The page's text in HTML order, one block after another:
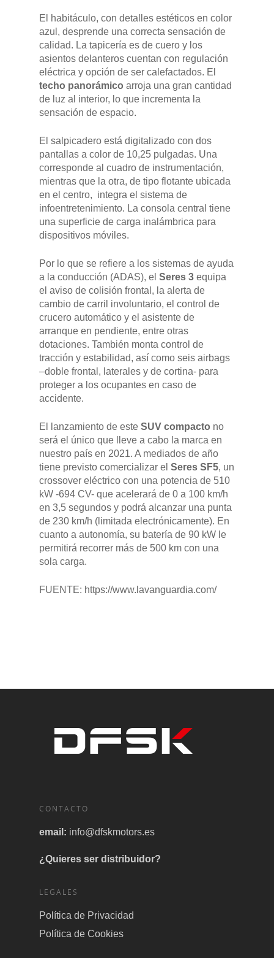
El habitáculo, con detalles estéticos en color
azul, desprende una correcta sensación de
calidad. La tapicería es de cuero y los
asientos delanteros cuentan con regulación
eléctrica y opción de ser calefactados. El
techo panorámico arroja una gran cantidad
de luz al interior, lo que incrementa la
sensación de espacio.
El salpicadero está digitalizado con dos
pantallas a color de 10,25 pulgadas. Una
corresponde al cuadro de instrumentación,
mientras que la otra, de tipo flotante ubicada
en el centro, integra el sistema de
infoentretenimiento. La consola central tiene
una superficie de carga inalámbrica para
dispositivos móviles.
Por lo que se refiere a los sistemas de ayuda
a la conducción (ADAS), el Seres 3 equipa
el aviso de colisión frontal, la alerta de
cambio de carril involuntario, el control de
crucero automático y el asistente de
arranque en pendiente, entre otras
dotaciones. También monta control de
tracción y estabilidad, así como seis airbags
–doble frontal, laterales y de cortina- para
proteger a los ocupantes en caso de
accidente.
El lanzamiento de este SUV compacto no
será el único que lleve a cabo la marca en
nuestro país en 2021. A mediados de año
tiene previsto comercializar el Seres SF5, un
crossover eléctrico con una potencia de 510
kW -694 CV- que acelerará de 0 a 100 km/h
en 3,5 segundos y podrá alcanzar una punta
de 230 km/h (limitada electrónicamente). En
cuanto a autonomía, su batería de 90 kW le
permitirá recorrer más de 500 km con una
sola carga.
FUENTE: https://www.lavanguardia.com/
CONTACTO
email: info@dfskmotors.es
¿Quieres ser distribuidor?
LEGALES
Política de Privacidad
Política de Cookies
POSTVENTA
Garantías
Mantenimiento
Manuales y catálogos
BLOG
CONTACTO